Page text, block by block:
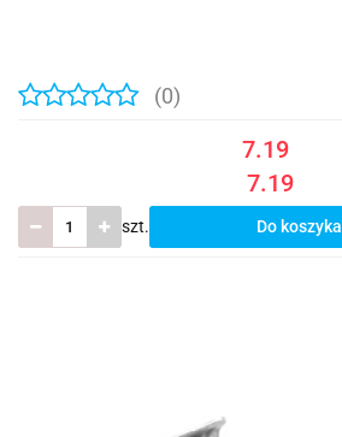
(0)
7.19
7.19
szt. Do koszyka